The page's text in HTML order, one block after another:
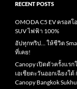
RECENT POSTS
OMODA C5 EV ครอสโ
SUV ไฟฟ้า 100%
อัปทุกทริป… ให้ชีวิต
ที่เคย!
Canopy เปิดตัวครั้งแรก
เอเชียตะวันออกเฉียงใต้
Canopy Bangkok